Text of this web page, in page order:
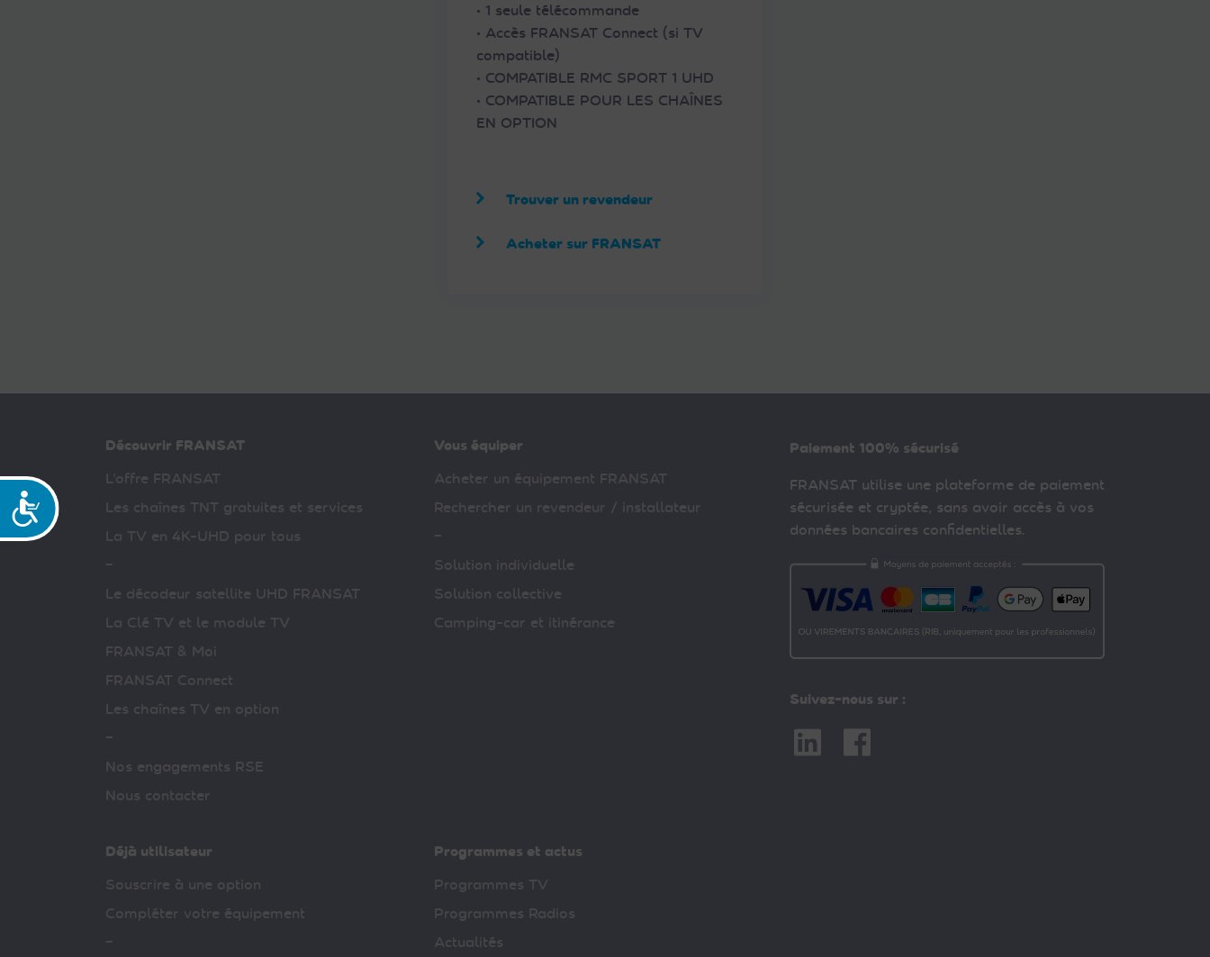
Accessibilité
• 1 seule télécommande
• Accès FRANSAT Connect (si TV
compatible)
• COMPATIBLE RMC SPORT 1 UHD
• COMPATIBLE POUR LES CHAÎNES
EN OPTION
Trouver un revendeur
Acheter sur FRANSAT
Découvrir FRANSAT
L’offre FRANSAT
Les chaînes TNT gratuites et services
La TV en 4K-UHD pour tous
–
Le décodeur satellite UHD FRANSAT
La Clé TV et le module TV
FRANSAT & Moi
FRANSAT Connect
Les chaînes TV en option
–
Nos engagements RSE
Nous contacter
Vous équiper
Acheter un équipement FRANSAT
Rechercher un revendeur / installateur
–
Solution individuelle
Solution collective
Camping-car et itinérance
Déjà utilisateur
Souscrire à une option
Compléter votre équipement
–
Programmes et actus
Programmes TV
Programmes Radios
Actualités
Paiement 100% sécurisé
FRANSAT utilise une plateforme de paiement
sécurisée et cryptée, sans avoir accès à vos
données bancaires confidentielles.
Suivez-nous sur :
LinkedinFacebook